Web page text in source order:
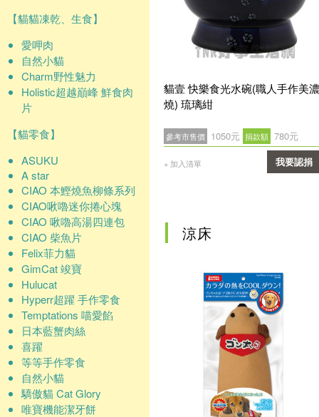
【貓貓凍乾、生食】
愛呷肉
自然小貓
Charm野性魅力
Holistic超越巔峰 鮮食肉
片
【貓零食】
ASUKU
A star
CIAO 本鰹燒魚柳條系列
CIAO啾嚕迷你捲心塊
CIAO 啾嚕高湯四連包
CIAO 柴魚片
Felix菲力貓
GimCat 竣寶
Hulucat
Hyperr超躍 手作零食
Temptations 喵愛餡
日本藍蟹肉絲
喜躍
等等手作零食
自然小貓
驕傲貓 Cat Glory
唯寶機能潔牙餅
貓壹 快樂食光水碗(職人手作美濃
燒) 琉璃紺
參考市售價 1050元 捐款額 780元
+ 加入清單 我要認捐
涼床